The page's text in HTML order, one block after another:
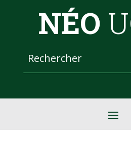
NÉO